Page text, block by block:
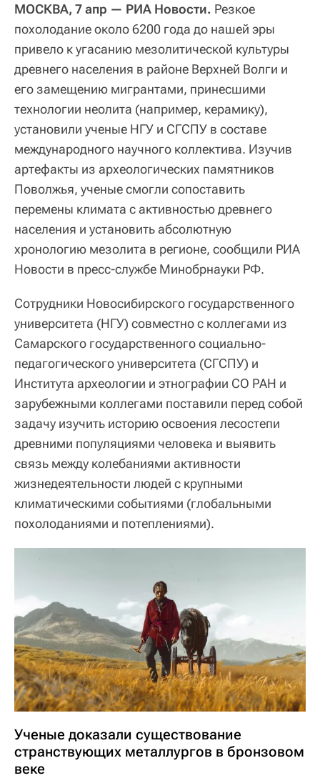
МОСКВА, 7 апр — РИА Новости. Резкое
похолодание около 6200 года до нашей эры
привело к угасанию мезолитической культуры
древнего населения в районе Верхней Волги и
его замещению мигрантами, принесшими
технологии неолита (например, керамику),
установили ученые НГУ и СГСПУ в составе
международного научного коллектива. Изучив
артефакты из археологических памятников
Поволжья, ученые смогли сопоставить
перемены климата с активностью древнего
населения и установить абсолютную
хронологию мезолита в регионе, сообщили РИА
Новости в пресс-службе Минобрнауки РФ.
Сотрудники Новосибирского государственного
университета (НГУ) совместно с коллегами из
Самарского государственного социально-
педагогического университета (СГСПУ) и
Института археологии и этнографии СО РАН и
зарубежными коллегами поставили перед собой
задачу изучить историю освоения лесостепи
древними популяциями человека и выявить
связь между колебаниями активности
жизнедеятельности людей с крупными
климатическими событиями (глобальными
похолоданиями и потеплениями).
Ученые доказали существование
странствующих металлургов в бронзовом
веке